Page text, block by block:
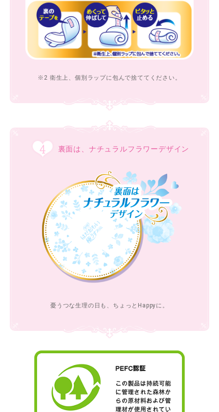
※2 衛生上、個別ラップに包んで捨ててください。
裏面は、ナチュラルフラワーデザイン
憂うつな生理の日も、ちょっとHappyに。